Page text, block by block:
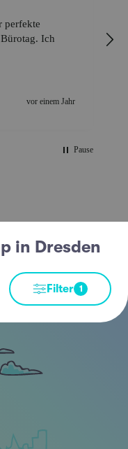
perfekte
Ich
vor einem Jahr
Pause
in Dresden
Filter 1